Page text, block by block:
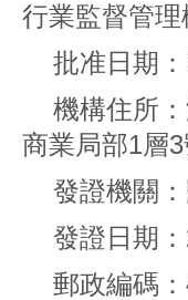
行業監督管理
批准日期
機構住所
商業局部1層
發證機關
發證日期
郵政編碼